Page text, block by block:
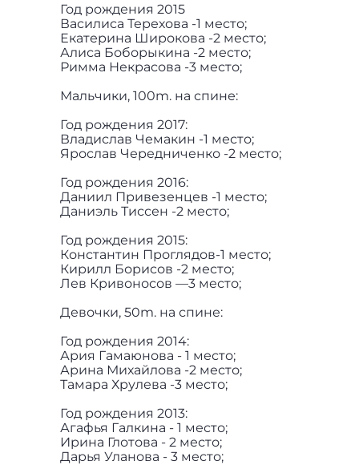
Год рождения 2015
Василиса Терехова -1 место;
Екатерина Широкова -2 место;
Алиса Боборыкина -2 место;
Римма Некрасова -3 место;
Мальчики, 100m. на спине:
Год рождения 2017:
Владислав Чемакин -1 место;
Ярослав Чередниченко -2 место;
Год рождения 2016:
Даниил Привезенцев -1 место;
Даниэль Тиссен -2 место;
Год рождения 2015:
Константин Проглядов-1 место;
Кирилл Борисов -2 место;
Лев Кривоносов —3 место;
Девочки, 50m. на спине:
Год рождения 2014:
Ария Гамаюнова - 1 место;
Арина Михайлова -2 место;
Тамара Хрулева -3 место;
Год рождения 2013:
Агафья Галкина - 1 место;
Ирина Глотова - 2 место;
Дарья Уланова - 3 место;